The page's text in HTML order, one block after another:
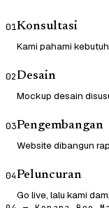
01Konsultasi
Kami pahami
02Desain
Mockup desain
03Pengembangan
Website dibangun
04Peluncuran
Go live, lalu kami